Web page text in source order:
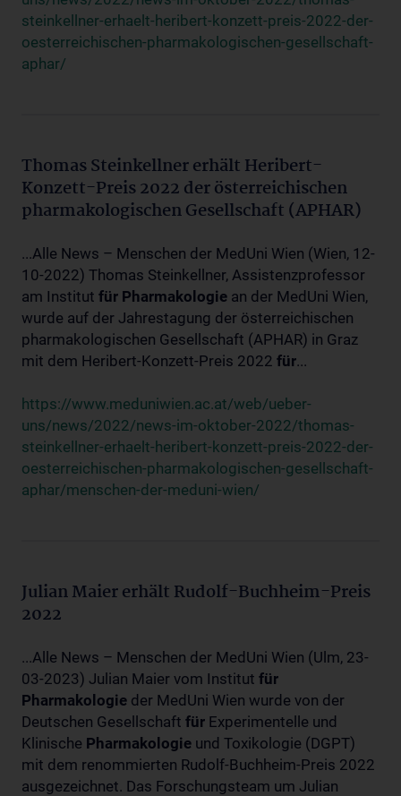
steinkellner-erhaelt-heribert-konzett-preis-2022-der-
oesterreichischen-pharmakologischen-gesellschaft-
aphar/
Thomas Steinkellner erhält Heribert-
Konzett-Preis 2022 der österreichischen
pharmakologischen Gesellschaft (APHAR)
...Alle News – Menschen der MedUni Wien (Wien, 12-
10-2022) Thomas Steinkellner, Assistenzprofessor
am Institut für Pharmakologie an der MedUni Wien,
wurde auf der Jahrestagung der österreichischen
pharmakologischen Gesellschaft (APHAR) in Graz
mit dem Heribert-Konzett-Preis 2022 für...
https://www.meduniwien.ac.at/web/ueber-
uns/news/2022/news-im-oktober-2022/thomas-
steinkellner-erhaelt-heribert-konzett-preis-2022-der-
oesterreichischen-pharmakologischen-gesellschaft-
aphar/menschen-der-meduni-wien/
Julian Maier erhält Rudolf-Buchheim-Preis
2022
...Alle News – Menschen der MedUni Wien (Ulm, 23-
03-2023) Julian Maier vom Institut für
Pharmakologie der MedUni Wien wurde von der
Deutschen Gesellschaft für Experimentelle und
Klinische Pharmakologie und Toxikologie (DGPT)
mit dem renommierten Rudolf-Buchheim-Preis 2022
ausgezeichnet. Das Forschungsteam um Julian